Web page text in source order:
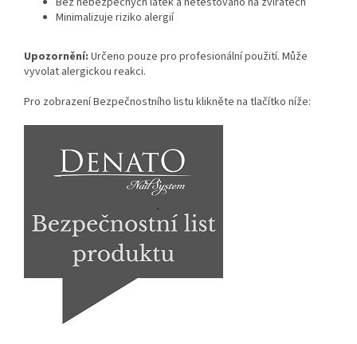
Minimalizuje riziko alergií
Upozornění: Určeno pouze pro profesionální použití. Může
vyvolat alergickou reakci.
Pro zobrazení Bezpečnostního listu klikněte na tlačítko níže: